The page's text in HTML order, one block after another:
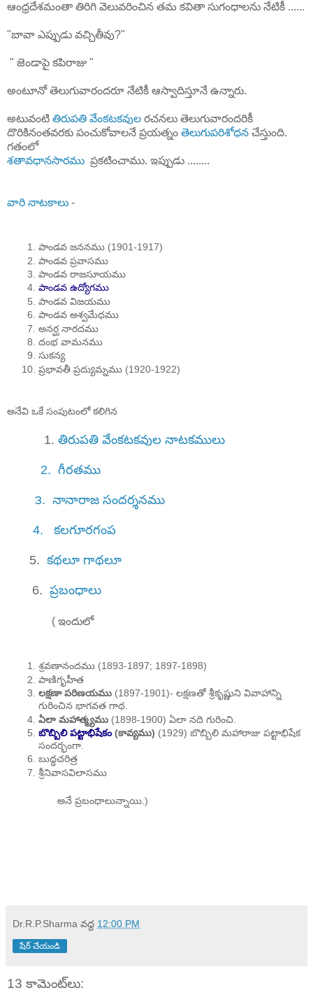
ఆంధ్రదేశమంతా తిరిగి వెలువరించిన తమ కవితా సుగంధాలను నేటికీ ......
"బావా ఎప్పుడు వచ్చితీవు?"
" జెండాపై కపిరాజు "
అంటూనో తెలుగువారందరూ నేటికీ ఆస్వాదిస్తూనే ఉన్నారు.
అటువంటి తిరుపతి వేంకటకవుల రచనలు తెలుగువారందరికీ
దొరికినంతవరకు పంచుకోవాలనే ప్రయత్నం తెలుగుపరిశోధన చేస్తుంది.
గతంలో
శతావధానసారము ప్రకటించాము. ఇప్పుడు ........
వారి నాటకాలు -
పాండవ జననము (1901-1917)
పాండవ ప్రవాసము
పాండవ రాజసూయము
పాండవ ఉద్యోగము
పాండవ విజయము
పాండవ అశ్వమేధము
అనర్ఘ నారదము
దంభ వామనము
సుకన్య
ప్రభావతీ ప్రద్యుమ్నము (1920-1922)
అనేవి ఒకే సంపుటంలో కలిగిన
1. తిరుపతి వేంకటకవుల నాటకములు
2. గీరతము
౩. నానారాజ సందర్శనము
4. కలగూరగంప
5. కథలూ గాథలూ
6. ప్రబంధాలు
( ఇందులో
శ్రవణానందము (1893-1897; 1897-1898)
పాణిగృహీత
లక్షణా పరిణయము(1897-1901)- లక్షణతో శ్రీకృష్ణుని వివాహాన్ని
గురించిన భాగవత గాథ.
ఏలా మహాత్మ్యము(1898-1900) ఏలా నది గురించి.
బొబ్బిలి పట్టాభిషేకం(కావ్యము) (1929) బొబ్బిలి మహారాజు పట్టాభిషేక
సందర్భంగా.
బుద్ధచరిత్ర
శ్రీనివాసవిలాసము
అనే ప్రబంధాలున్నాయి.)
Dr.R.P.Sharma వద్ద 12:00 PM
షేర్ చేయండి
13 కామెంట్‌లు: